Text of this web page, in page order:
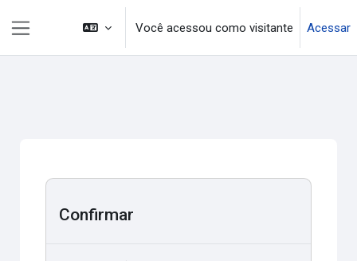
Ir para o conteúdo principal
Você acessou como visitante Acessar
Confirmar